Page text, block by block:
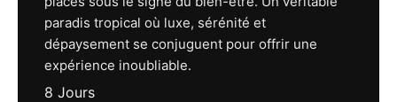
paradis tropical où luxe, sérénité et
dépaysement se conjuguent pour offrir une
expérience inoubliable.
8 Jours